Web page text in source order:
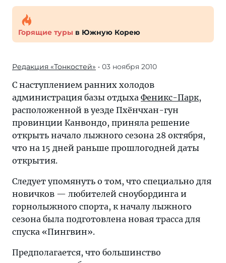
Горящие туры в Южную Корею
Редакция «Тонкостей» • 03 ноября 2010
С наступлением ранних холодов
администрация базы отдыха Феникс-Парк,
расположенной в уезде Пхёнчхан-гун
провинции Канвондо, приняла решение
открыть начало лыжного сезона 28 октября,
что на 15 дней раньше прошлогодней даты
открытия.
Следует упомянуть о том, что специально для
новичков — любителей сноубординга и
горнолыжного спорта, к началу лыжного
сезона была подготовлена новая трасса для
спуска «Пингвин».
Предполагается, что большинство